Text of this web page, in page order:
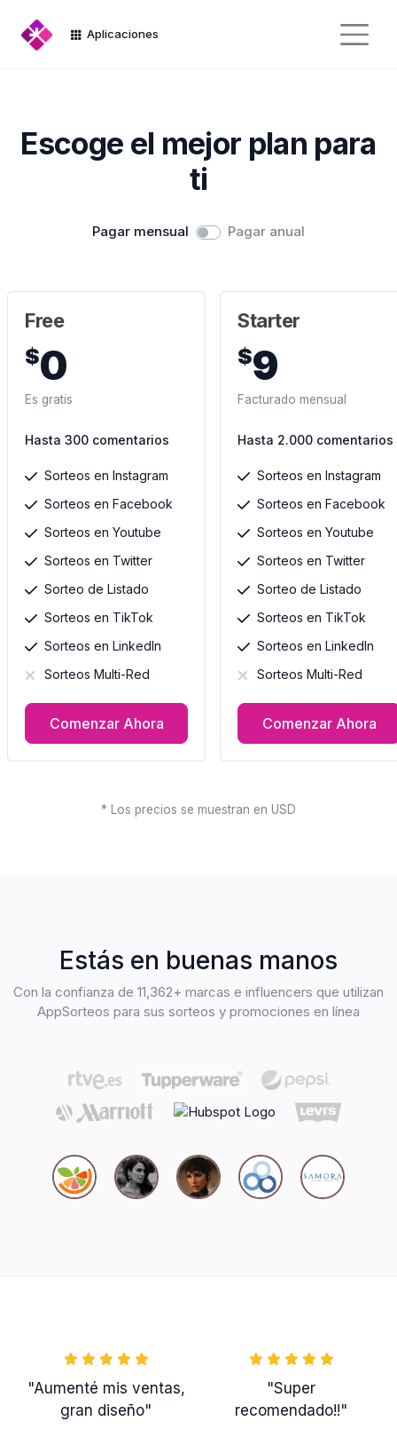
Aplicaciones
Escoge el mejor plan para
ti
Pagar mensual Pagar anual
Free
$0
Es gratis
Hasta 300 comentarios
Sorteos en Instagram
Sorteos en Facebook
Sorteos en Youtube
Sorteos en Twitter
Sorteo de Listado
Sorteos en TikTok
Sorteos en LinkedIn
Sorteos Multi-Red
Comenzar Ahora
Starter
$9
Facturado mensual
Hasta 2.000 comentarios
Sorteos en Instagram
Sorteos en Facebook
Sorteos en Youtube
Sorteos en Twitter
Sorteo de Listado
Sorteos en TikTok
Sorteos en LinkedIn
Sorteos Multi-Red
Comenzar Ahora
* Los precios se muestran en USD
Estás en buenas manos
Con la confianza de 11,362+ marcas e influencers que utilizan
AppSorteos para sus sorteos y promociones en línea
"Aumenté mis ventas,
gran diseño"
"Super
recomendado!!"